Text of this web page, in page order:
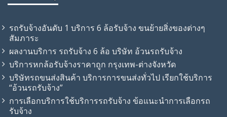
รถรับจ้างอันดับ 1 บริการ 6 ล้อรับจ้าง ขนย้ายสิ่งของต่างๆ
สัมภาระ
ผลงานบริการ รถรับจ้าง 6 ล้อ บริษัท อ้วนรถรับจ้าง
บริการหกล้อรับจ้างราคาถูก กรุงเทพ-ต่างจังหวัด
บริษัทรถขนส่งสินค้า บริการการขนส่งทั่วไป เรียกใช้บริการ
“อ้วนรถรับจ้าง”
การเลือกบริการใช้บริการรถรับจ้าง ข้อแนะนำการเลือกรถ
รับจ้าง